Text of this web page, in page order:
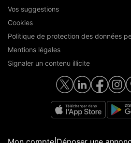
Vos suggestions
Cookies
Politique de protection des données
Mentions légales
Signaler un contenu illicite